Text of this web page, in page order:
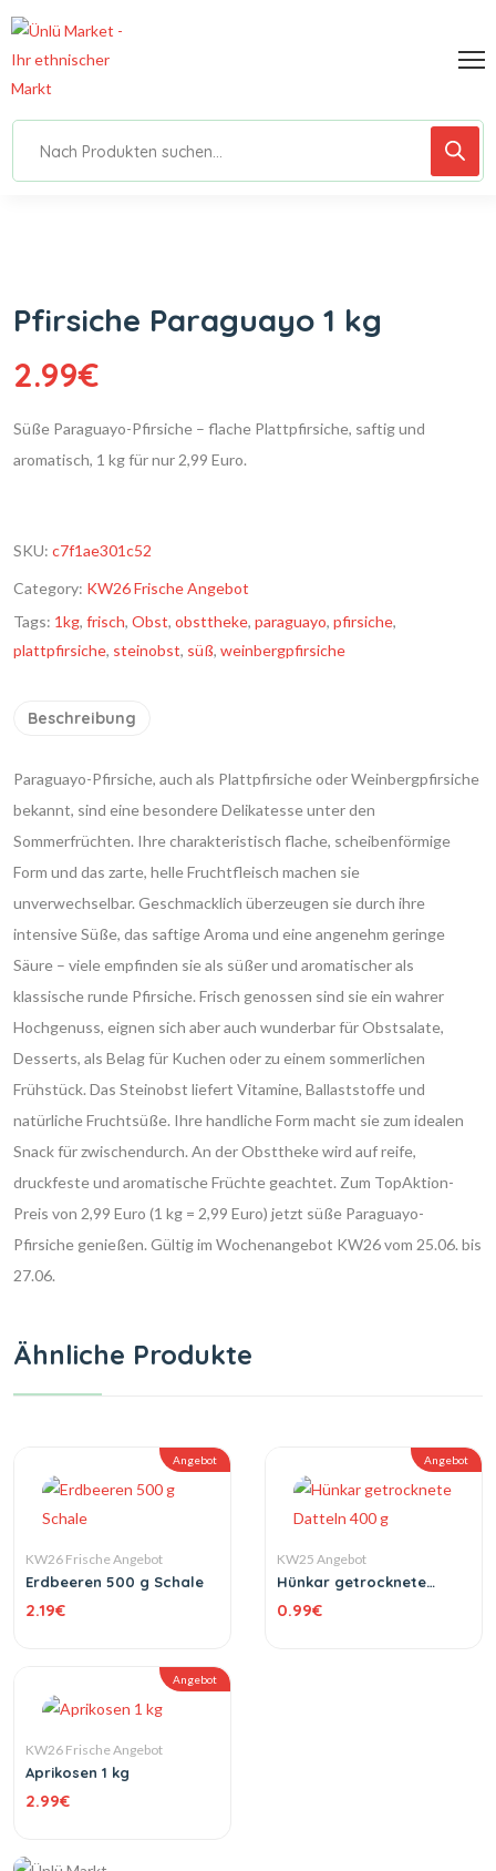
Pfirsiche Paraguayo 1 kg
2.99€
Süße Paraguayo-Pfirsiche – flache Plattpfirsiche, saftig und
aromatisch, 1 kg für nur 2,99 Euro.
SKU: c7f1ae301c52
Category: KW26 Frische Angebot
Tags: 1kg, frisch, Obst, obsttheke, paraguayo, pfirsiche,
plattpfirsiche, steinobst, süß, weinbergpfirsiche
Beschreibung
Paraguayo-Pfirsiche, auch als Plattpfirsiche oder Weinbergpfirsiche
bekannt, sind eine besondere Delikatesse unter den
Sommerfrüchten. Ihre charakteristisch flache, scheibenförmige
Form und das zarte, helle Fruchtfleisch machen sie
unverwechselbar. Geschmacklich überzeugen sie durch ihre
intensive Süße, das saftige Aroma und eine angenehm geringe
Säure – viele empfinden sie als süßer und aromatischer als
klassische runde Pfirsiche. Frisch genossen sind sie ein wahrer
Hochgenuss, eignen sich aber auch wunderbar für Obstsalate,
Desserts, als Belag für Kuchen oder zu einem sommerlichen
Frühstück. Das Steinobst liefert Vitamine, Ballaststoffe und
natürliche Fruchtsüße. Ihre handliche Form macht sie zum idealen
Snack für zwischendurch. An der Obsttheke wird auf reife,
druckfeste und aromatische Früchte geachtet. Zum TopAktion-
Preis von 2,99 Euro (1 kg = 2,99 Euro) jetzt süße Paraguayo-
Pfirsiche genießen. Gültig im Wochenangebot KW26 vom 25.06. bis
27.06.
Ähnliche Produkte
Angebot
KW26 Frische Angebot
Erdbeeren 500 g Schale
2.19€
Angebot
KW25 Angebot
Hünkar getrocknete
0.99€
Angebot
KW26 Frische Angebot
Aprikosen 1 kg
2.99€